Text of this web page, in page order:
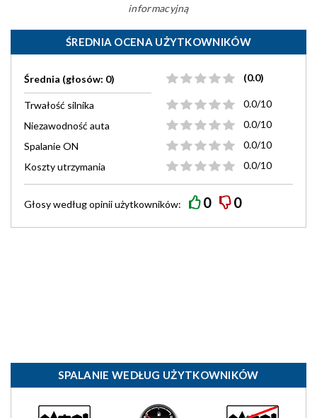
informacyjną
ŚREDNIA OCENA UŻYTKOWNIKÓW
Średnia (głosów: 0) (0.0)
Trwałość silnika
0.0/10
Niezawodność auta
0.0/10
Spalanie ON
0.0/10
Koszty utrzymania
0.0/10
Głosy wedługopiniiużytkowników: 0 0
SPALANIE WEDŁUG UŻYTKOWNIKÓW